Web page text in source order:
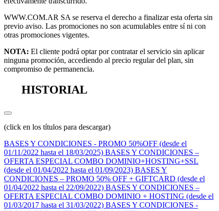
WWW.COM.AR SA se reserva el derecho a finalizar esta oferta sin
previo aviso. Las promociones no son acumulables entre sí ni con
otras promociones vigentes.
NOTA: El cliente podrá optar por contratar el servicio sin aplicar
ninguna promoción, accediendo al precio regular del plan, sin
compromiso de permanencia.
HISTORIAL
(click en los títulos para descargar)
BASES Y CONDICIONES - PROMO 50%OFF (desde el
01/11/2022 hasta el 18/03/2025) BASES Y CONDICIONES –
OFERTA ESPECIAL COMBO DOMINIO+HOSTING+SSL
(desde el 01/04/2022 hasta el 01/09/2023) BASES Y
CONDICIONES – PROMO 50% OFF + GIFTCARD (desde el
01/04/2022 hasta el 22/09/2022) BASES Y CONDICIONES –
OFERTA ESPECIAL COMBO DOMINIO + HOSTING (desde el
01/03/2017 hasta el 31/03/2022) BASES Y CONDICIONES -